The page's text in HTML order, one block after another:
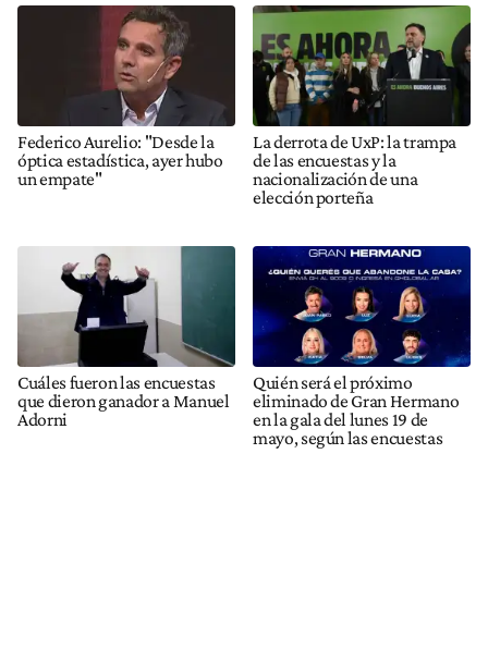
Federico Aurelio: "Desde la
óptica estadística, ayer hubo
un empate"
La derrota de UxP: la trampa
de las encuestas y la
nacionalización de una
elección porteña
Cuáles fueron las encuestas
que dieron ganador a Manuel
Adorni
Quién será el próximo
eliminado de Gran Hermano
en la gala del lunes 19 de
mayo, según las encuestas